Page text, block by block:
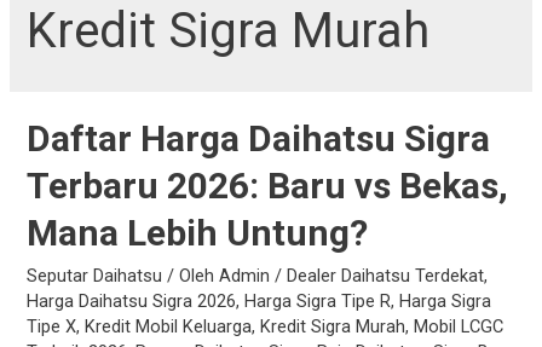
Kredit Sigra Murah
Daftar Harga Daihatsu Sigra
Terbaru 2026: Baru vs Bekas,
Mana Lebih Untung?
Seputar Daihatsu / OlehAdmin /Dealer Daihatsu Terdekat,
Harga Daihatsu Sigra 2026,Harga Sigra Tipe R,Harga Sigra
Tipe X,Kredit Mobil Keluarga,Kredit Sigra Murah,Mobil LCGC